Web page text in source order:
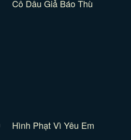
Cô Dâu Giả Báo Thù
Hình Phạt Vì Yêu Em